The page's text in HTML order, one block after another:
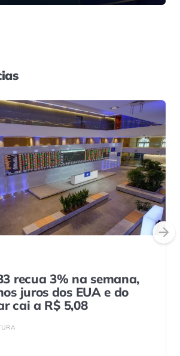
recua 3% na semana,
juros dos EUA e do
cai a R$ 5,08